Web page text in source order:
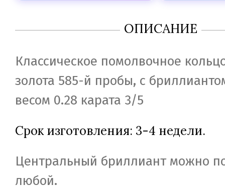
ОПИСАНИЕ
Классическое помолвочное
золота 585-й пробы, с
весом 0.28 карата 3/5
Срок изготовления: 3-4 недели.
Центральный бриллиант можно
любой.